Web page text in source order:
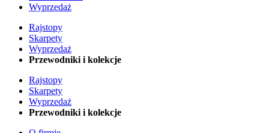
Wyprzedaż
Rajstopy
Skarpety
Wyprzedaż
Przewodniki i kolekcje
Rajstopy
Skarpety
Wyprzedaż
Przewodniki i kolekcje